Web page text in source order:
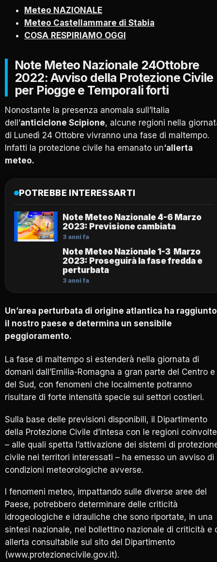
Meteo NAZIONALE
Meteo Castellammare di Stabia
COSA RESPIRIAMO OGGI
Note Meteo Nazionale 24Ottobre
2022: Avviso della Protezione Civile
per Piogge e Temporali forti
Nonostante la presenza anomala sull’Italia
dell’anticiclone Scipione, alcune regioni nella
di Lunedì 24 Ottobre vivranno una fase di maltempo.
Infatti la protezione civile ha emanato un‘allerta
meteo.
POTREBBE INTERESSARTI
Note Meteo Nazionale 4-6 Marzo
2023: Previsione cambiata
3 anni fa
Note Meteo Nazionale 1-3 Marzo
2023: Proseguirà la fase fredda e
perturbata
3 anni fa
Un’area perturbata di origine atlantica ha raggiunto
il nostro paese e determina un sensibile
peggioramento.
La fase di maltempo si estenderà nella giornata di
domani dall’Emilia-Romagna a gran parte del Centro e
del Sud, con fenomeni che localmente potranno
risultare di forte intensità specie sui settori costieri.
Sulla base delle previsioni disponibili, il Dipartimento
della Protezione Civile d’intesa con le regioni coinvolte
– alle quali spetta l’attivazione dei sistemi di
civile nei territori interessati – ha emesso un avviso di
condizioni meteorologiche avverse.
I fenomeni meteo, impattando sulle diverse aree del
Paese, potrebbero determinare delle criticità
idrogeologiche e idrauliche che sono riportate, in una
sintesi nazionale, nel bollettino nazionale di criticità e
allerta consultabile sul sito del Dipartimento
(www.protezionecivile.gov.it).